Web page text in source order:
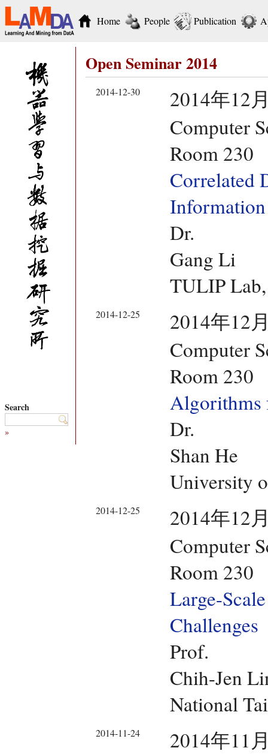
Home People Publication
Search
»
Open Seminar 2014
2014-12-30
2014年12
Computer
Room 230
Correlated
Dr.
Gang Li
TULIP
2014-12-25
2014年12
Computer
Room 230
Algorithms
Dr.
Shan He
University
2014-12-25
2014年12
Computer
Room 230
Large-
Challenges
Prof.
Chih-Jen
National
2014-11-24
2014年11